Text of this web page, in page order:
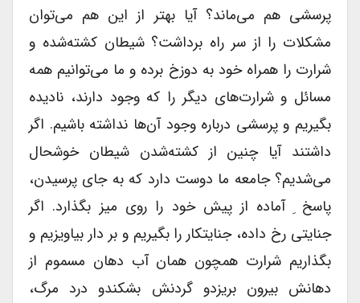
پرسشی هم می‌ماند؟ آیا بهتر از این هم می‌توان
مشکلات را از سر راه برداشت؟ شیطان کشته‌شده و
شرارت را همراه خود به دوزخ برده و ما می‌توانیم همه
مسائل و شرارت‌های دیگر را که وجود دارند، نادیده
بگیریم و پرسشی درباره وجود آن‌ها نداشته باشیم. اگر
داشتند آیا چنین از کشته‌شدن شیطان خوشحال
می‌شدیم؟ جامعه ما دوست دارد که به جای پرسیدن،
پاسخ ِ آماده از پیش خود را روی میز بگذارد. اگر
جنایتی رخ داده، جنایتکار را بگیریم و بر دار بیاویزیم و
بگذاریم شرارت همچون همان آب دهان مسموم از
دهانش بیرون بریزدو گردنش بشکندو درد مرگ،